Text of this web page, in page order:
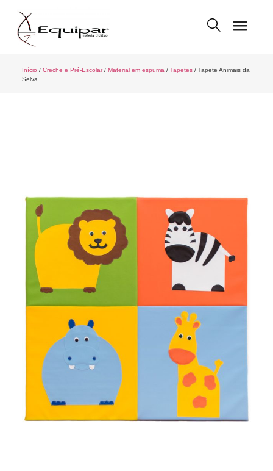
Início / Creche e Pré-Escolar/ Material em espuma / Tapetes/ Tapete Animais da
Selva